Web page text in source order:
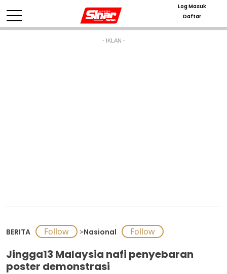
Log Masuk
Daftar
- IKLAN -
BERITA >Nasional
Jingga13 Malaysia nafi penyebaran
poster demonstrasi